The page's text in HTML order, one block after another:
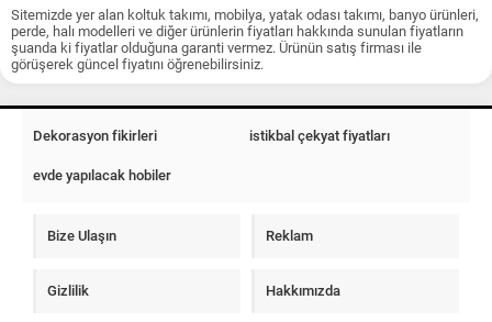
Sitemizde yer alan koltuk takımı, mobilya, yatak odası takımı, banyo ürünleri,
perde, halı modelleri ve diğer ürünlerin fiyatları hakkında sunulan fiyatların
şuanda ki fiyatlar olduğuna garanti vermez. Ürünün satış firması ile
görüşerek güncel fiyatını öğrenebilirsiniz.
Dekorasyon fikirleri istikbal çekyat fiyatları
evde yapılacak hobiler
Bize Ulaşın Reklam
Gizlilik Hakkımızda